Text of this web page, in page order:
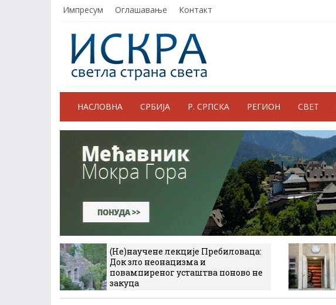
Импресум Оглашавање Контакт
НАСЛОВНА СРБИЈА Р. СРПСКА РЕГИОН СВЕТ
(Не)научене лекције Пребиловаца:
Док зло неонацизма и
повампиреног усташтва поново не
закуца